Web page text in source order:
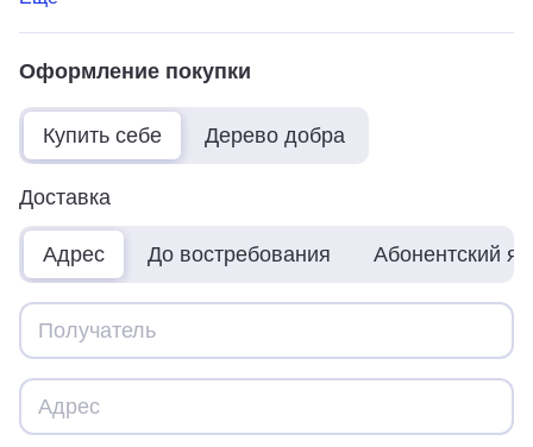
Оформление покупки
Купить себе Дерево добра
Доставка
Адрес До востребования Абонентский